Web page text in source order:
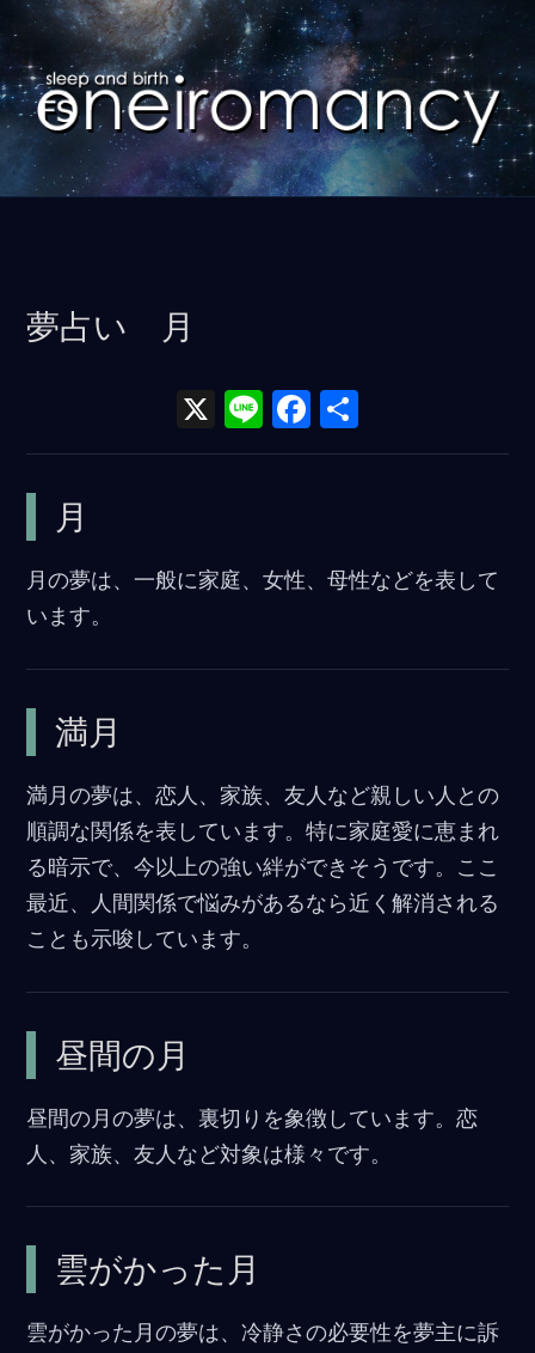
テ
ン
に
夢占い 月
X Li
n
F
a
o
o
有
月
月の夢は、一般に家庭、女性、母性などを表して
います。
満月
満月の夢は、恋人、家族、友人など親しい人との
順調な関係を表しています。特に家庭愛に恵まれ
る暗示で、今以上の強い絆ができそうです。ここ
最近、人間関係で悩みがあるなら近く解消される
ことも示唆しています。
昼間の月
昼間の月の夢は、裏切りを象徴しています。恋
人、家族、友人など対象は様々です。
雲がかった月
雲がかった月の夢は、冷静さの必要性を夢主に訴